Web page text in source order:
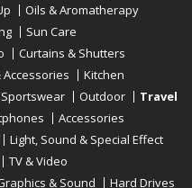
Oils & Aromatherapy
Sun Care
Curtains & Shutters
Accessories
Kitchen
Sportswear Outdoor
Travel
Accessories
Light, Sound & Special Effect
TV & Video
& Sound Hard Drives